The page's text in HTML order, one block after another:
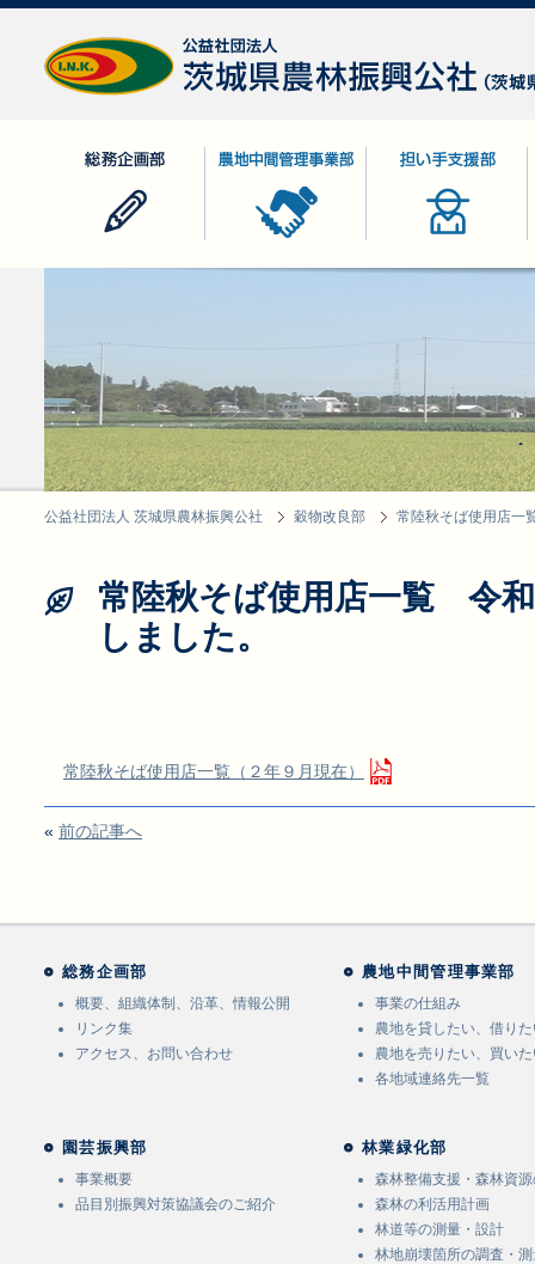
公益社団法人 茨城県農林振興公社 穀物改良部 常陸秋そば使用店一
常陸秋そば使用店一覧 令
しました。
常陸秋そば使用店一覧（２年９月現在）
« 前の記事へ
総務企画部
概要、組織体制、沿革、情報公開
リンク集
アクセス、お問い合わせ
園芸振興部
事業概要
品目別振興対策協議会のご紹介
農地中間管理事業部
事業の仕組み
農地を貸したい、借り
農地を売りたい、買い
各地域連絡先一覧
林業緑化部
森林整備支援・森林資
森林の利活用計画
林道等の測量・設計
林地崩壊箇所の調査・